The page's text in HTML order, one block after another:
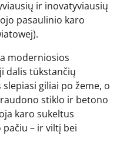
ir inovatyviausių
pasaulinio karo
moderniosios
dalis tūkstančių
giliai po žeme, o
stiklo ir betono
karo sukeltus
– ir viltį bei